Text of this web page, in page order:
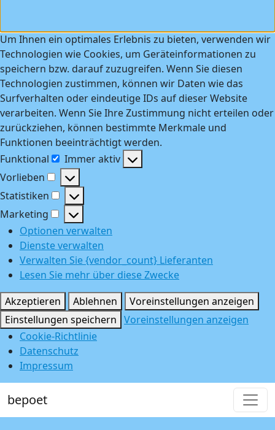
Um Ihnen ein optimales Erlebnis zu bieten, verwenden wir
Technologien wie Cookies, um Geräteinformationen zu
speichern bzw. darauf zuzugreifen. Wenn Sie diesen
Technologien zustimmen, können wir Daten wie das
Surfverhalten oder eindeutige IDs auf dieser Website
verarbeiten. Wenn Sie Ihre Zustimmung nicht erteilen oder
zurückziehen, können bestimmte Merkmale und
Funktionen beeinträchtigt werden.
Funktional
Funktional
Immer aktiv
Vorlieben
Vorlieben
Statistiken
Statistiken
Marketing
Marketing
Optionen verwalten
Dienste verwalten
Verwalten Sie {vendor_count} Lieferanten
Lesen Sie mehr über diese Zwecke
Akzeptieren
Ablehnen
Voreinstellungen anzeigen
Einstellungen speichern Voreinstellungen anzeigen
Cookie-Richtlinie
Datenschutz
Impressum
bepoet